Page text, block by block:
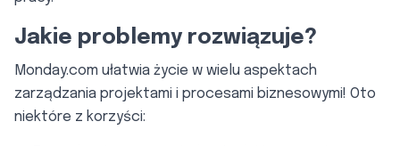
Jakie problemy rozwiązuje?
Monday.com ułatwia życie w wielu aspektach
zarządzania projektami i procesami biznesowymi! Oto
niektóre z korzyści: